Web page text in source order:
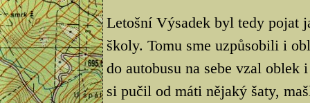
Letošní Výsadek byl tedy pojat
školy. Tomu sme uzpůsobili i
do autobusu na sebe vzal
si pučil od máti nějaký šaty,